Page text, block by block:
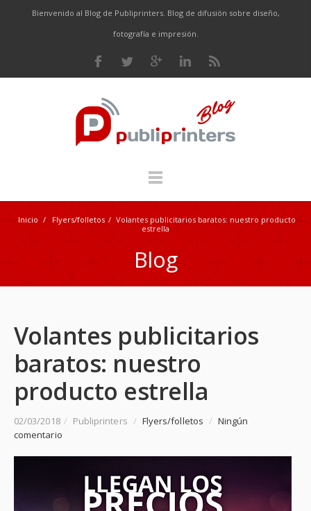
Bienvenido al Blog de Publiprinters. Blog de difusión sobre diseño,
fotografía e impresión.
Inicio / Flyers/folletos / Volantes publicitarios baratos: nuestro producto
estrella
Blog
Volantes publicitarios
baratos: nuestro
producto estrella
02/03/2018 / Publiprinters / Flyers/folletos / Ningún
comentario